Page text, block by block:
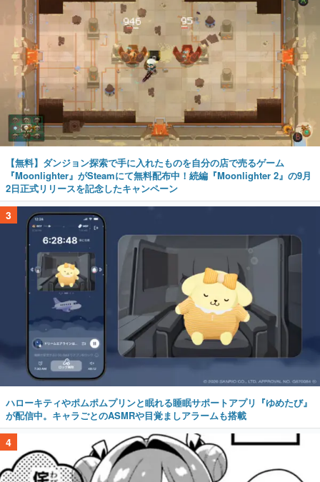
【無料】ダンジョン探索で手に入れたものを自分の店で売るゲーム
『Moonlighter』がSteamにて無料配布中！続編『Moonlighter 2』の9月
2日正式リリースを記念したキャンペーン
3
ハローキティやポムポムプリンと眠れる睡眠サポートアプリ『ゆめたび』
が配信中。キャラごとのASMRや目覚ましアラームも搭載
4